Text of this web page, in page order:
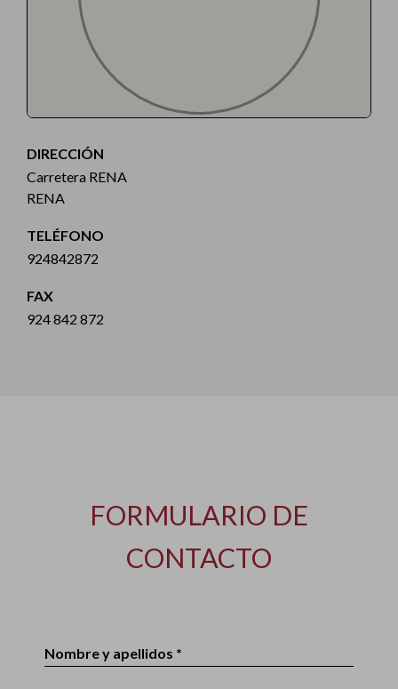
DIRECCIÓN
Carretera RENA
RENA
TELÉFONO
924842872
FAX
924 842 872
FORMULARIO DE
CONTACTO
Nombre y apellidos *